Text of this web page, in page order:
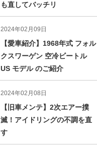
も直してバッチリ
2024年02月09日
【愛車紹介】1968年式 フォル
クスワーゲン 空冷ビートル
US モデル のご紹介
2024年02月08日
【旧車メンテ】2次エアー撲
滅！アイドリングの不調を直
す